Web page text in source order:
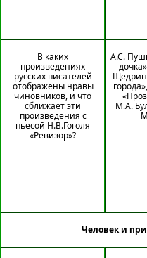
В каких
произведениях
русских писателей
отображены нравы
чиновников, и что
сближает эти
произведения с
пьесой Н.В.Гоголя
«Ревизор»?
А.С.
Щедрин
М.А.
Человек и